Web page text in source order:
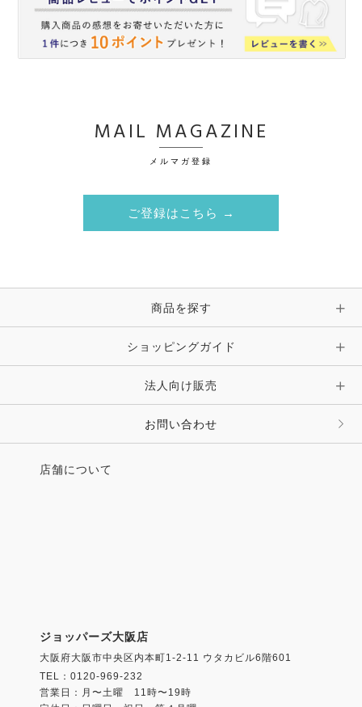
MAIL MAGAZINE
メルマガ登録
ご登録はこちら →
商品を探す
ショッピングガイド
法人向け販売
お問い合わせ
店舗について
ジョッパーズ大阪店
大阪府大阪市中央区内本町1-2-11 ウタカビル6階601
TEL：0120-969-232
営業日：月〜土曜 11時〜19時